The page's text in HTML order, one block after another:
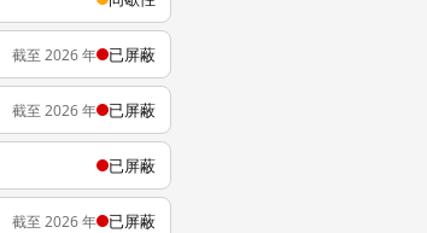
截至 2026 年 已屏蔽
截至 2026 年 已屏蔽
已屏蔽
截至 2026 年 已屏蔽